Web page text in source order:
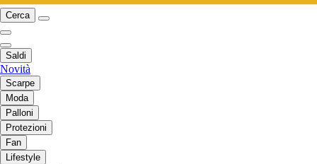
Cerca
Saldi
Novità
Scarpe
Moda
Palloni
Protezioni
Fan
Lifestyle